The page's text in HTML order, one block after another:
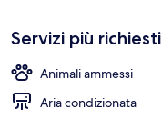
Servizi più richiesti
Animali ammessi
Aria condizionata